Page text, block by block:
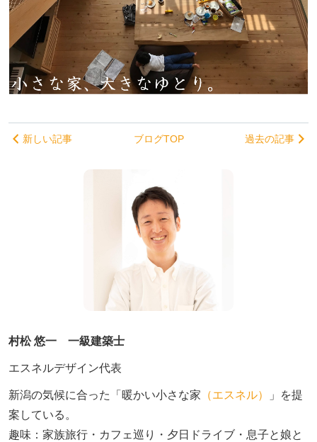
新しい記事 ブログTOP 過去の記事
村松 悠一 一級建築士
エスネルデザイン代表
新潟の気候に合った「暖かい小さな家 （エスネル）
」を提
案している。
趣味：家族旅行・カフェ巡り・夕日ドライブ・息子と娘と